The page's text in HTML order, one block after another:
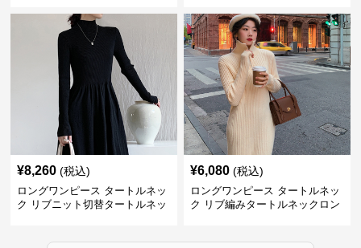
¥8,260 (税込)
ロングワンピース タートルネッ
ク リブニット切替タートルネッ
¥6,080 (税込)
ロングワンピース タートルネッ
ク リブ編みタートルネックロン